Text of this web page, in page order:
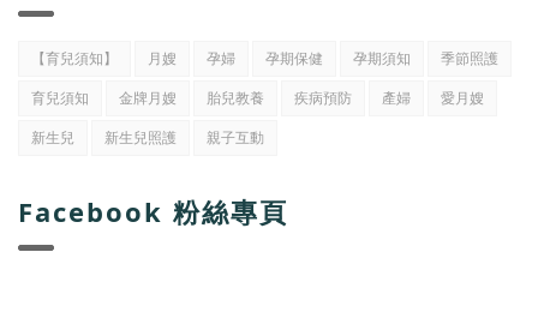
【育兒須知】 月嫂 孕婦 孕期保健 孕期須知
季節照護
育兒須知
金牌月嫂 胎兒教養 疾病預防 產婦
愛月嫂
新生兒
新生兒照護 親子互動
Facebook 粉絲專頁